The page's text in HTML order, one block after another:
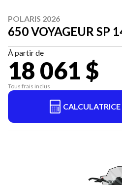
POLARIS 2026
650 VOYAGEUR SP
À partir de
18 061 $
Tous frais inclus